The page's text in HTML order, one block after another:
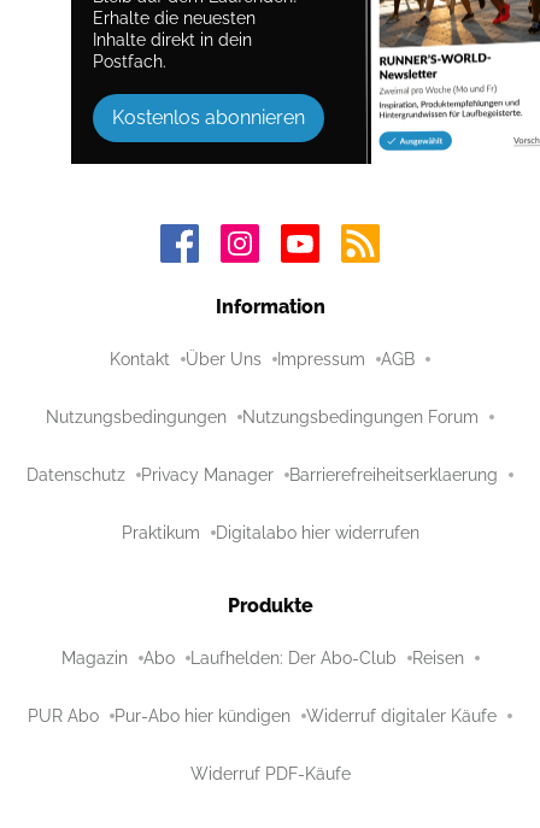
Erhalte die neuesten
Inhalte direkt in dein
Postfach.
Kostenlos abonnieren
Information
Kontakt Über Uns Impressum AGB
Nutzungsbedingungen Nutzungsbedingungen Forum
Datenschutz Privacy Manager Barrierefreiheitserklaerung
Praktikum Digitalabo hier widerrufen
Produkte
Magazin Abo Laufhelden: Der Abo-Club Reisen
PUR Abo Pur-Abo hier kündigen Widerruf digitaler Käufe
Widerruf PDF-Käufe